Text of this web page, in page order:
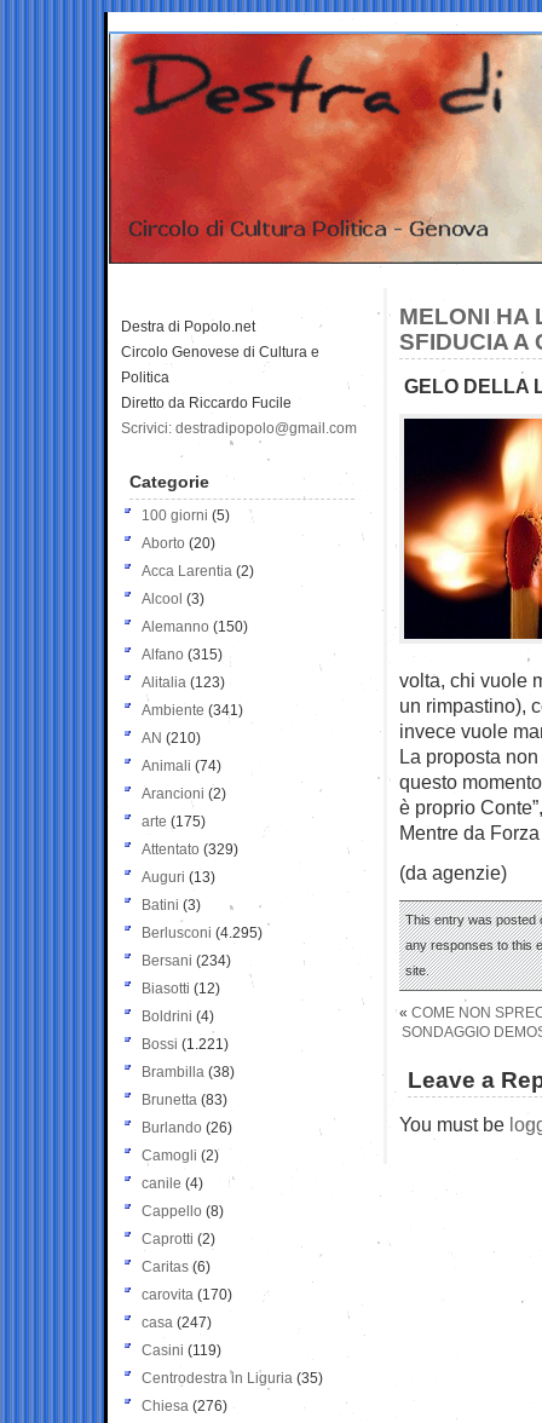
MELONI HA
SFIDUCIA A
GELO DELLA
volta, chi vuole
un rimpastino),
invece vuole
La proposta
questo
è proprio
Mentre da
(da agenzie)
This entry was posted
any responses to this
site.
« COME NON
SONDAGGIO
Leave a
You must be
Destra di Popolo.net
Circolo Genovese di Cultura e
Politica
Diretto da Riccardo Fucile
Scrivici: destradipopolo@gmail.com
Categorie
100 giorni (5)
Aborto (20)
Acca Larentia (2)
Alcool (3)
Alemanno (150)
Alfano (315)
Alitalia (123)
Ambiente (341)
AN (210)
Animali (74)
Arancioni (2)
arte (175)
Attentato (329)
Auguri (13)
Batini (3)
Berlusconi (4.295)
Bersani (234)
Biasotti (12)
Boldrini (4)
Bossi (1.221)
Brambilla (38)
Brunetta (83)
Burlando (26)
Camogli (2)
canile (4)
Cappello (8)
Caprotti (2)
Caritas (6)
carovita (170)
casa (247)
Casini (119)
Centrodestra in Liguria (35)
Chiesa (276)